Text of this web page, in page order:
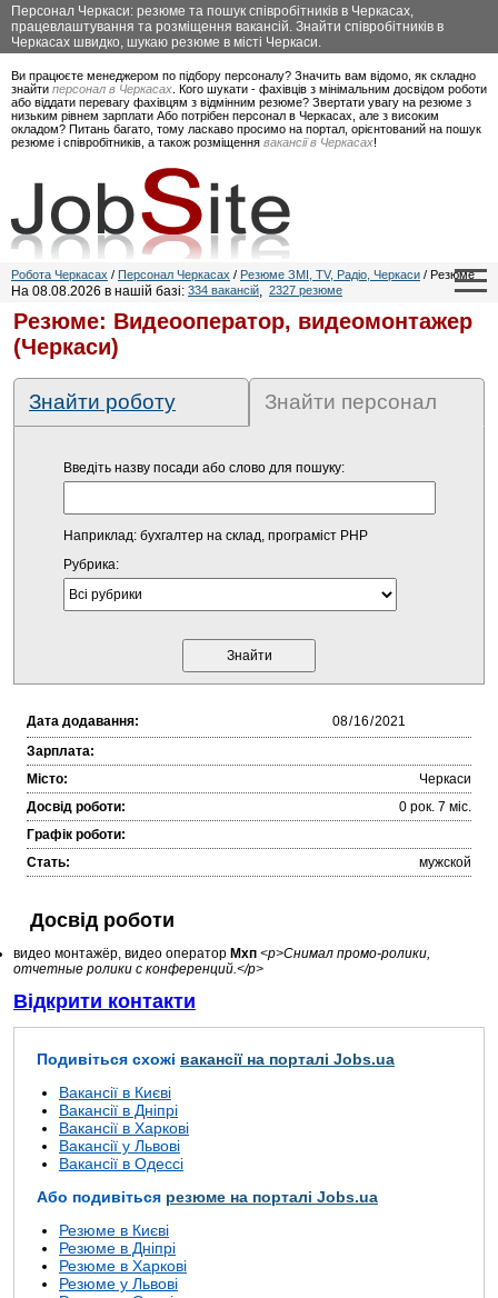
Персонал Черкаси: резюме та пошук співробітників в Черкасах,
працевлаштування та розміщення вакансій. Знайти співробітників в
Черкасах швидко, шукаю резюме в місті Черкаси.
Ви працюєте менеджером по підбору персоналу? Значить вам відомо, як складно
знайти персонал в Черкасах . Кого шукати - фахівців з мінімальним досвідом роботи
або віддати перевагу фахівцям з відмінним резюме? Звертати увагу на резюме з
низьким рівнем зарплати Або потрібен персонал в Черкасах, але з високим
окладом? Питань багато, тому ласкаво просимо на портал, орієнтований на пошук
резюме і співробітників, а також розміщення вакансії в Черкасах!
Робота Черкасах / Персонал Черкасах / Резюме ЗМІ, TV, Радіо, Черкаси / Резюме
На 08.08.2026 в нашій базі: 334 вакансій, 2327 резюме
Резюме: Видеооператор, видеомонтажер
(Черкаси)
Знайти роботу Знайти персонал
Введіть назву посади або слово для пошуку:
Наприклад: бухгалтер на склад, програміст PHP
Рубрика:
Дата додавання:
Зарплата:
Місто:
Черкаси
Досвід роботи:
0 рок. 7 міc.
Графік роботи:
Стать:
мужской
Досвід роботи
видео монтажёр, видео оператор Мхп <p>Снимал промо-ролики,
отчетные ролики с конференций.</p>
Відкрити контакти
Подивіться схожі вакансії на порталі Jobs.ua
Вакансії в Києві
Вакансії в Дніпрі
Вакансії в Харкові
Вакансії у Львові
Вакансії в Одессі
Або подивіться резюме на порталі Jobs.ua
Резюме в Києві
Резюме в Дніпрі
Резюме в Харкові
Резюме у Львові